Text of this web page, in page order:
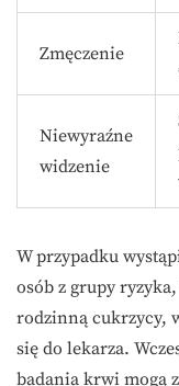
Zmęczenie
Niewyraźne
widzenie
W przypadku
osób z grupy
rodzinną cukrzycy,
się do lekarza.
badania krwi mogą